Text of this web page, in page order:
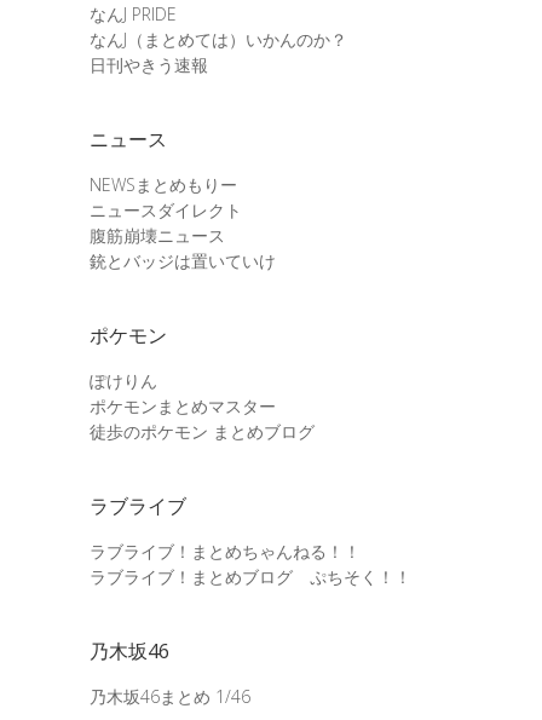
なんJ PRIDE
なんJ（まとめては）いかんのか？
日刊やきう速報
ニュース
NEWSまとめもりー
ニュースダイレクト
腹筋崩壊ニュース
銃とバッジは置いていけ
ポケモン
ぽけりん
ポケモンまとめマスター
徒歩のポケモン まとめブログ
ラブライブ
ラブライブ！まとめちゃんねる！！
ラブライブ！まとめブログ ぷちそく！！
乃木坂46
乃木坂46まとめ 1/46